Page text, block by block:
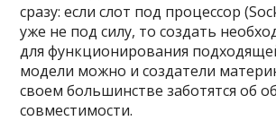
сразу: если слот под процессор
уже не под силу, то создать
для функционирования
модели можно и создатели
своем большинстве заботятся об
совместимости.